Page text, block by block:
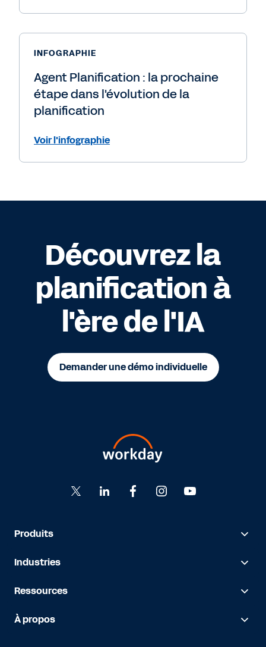
INFOGRAPHIE
Agent Planification : la prochaine
étape dans l'évolution de la
planification
Voir l'infographie
Découvrez la
planification à
l'ère de l'IA
Demander une démo individuelle
Produits
Industries
Ressources
À propos